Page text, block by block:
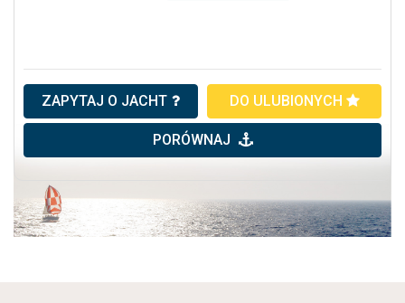
ZAPYTAJ O JACHT DO ULUBIONYCH
PORÓWNAJ